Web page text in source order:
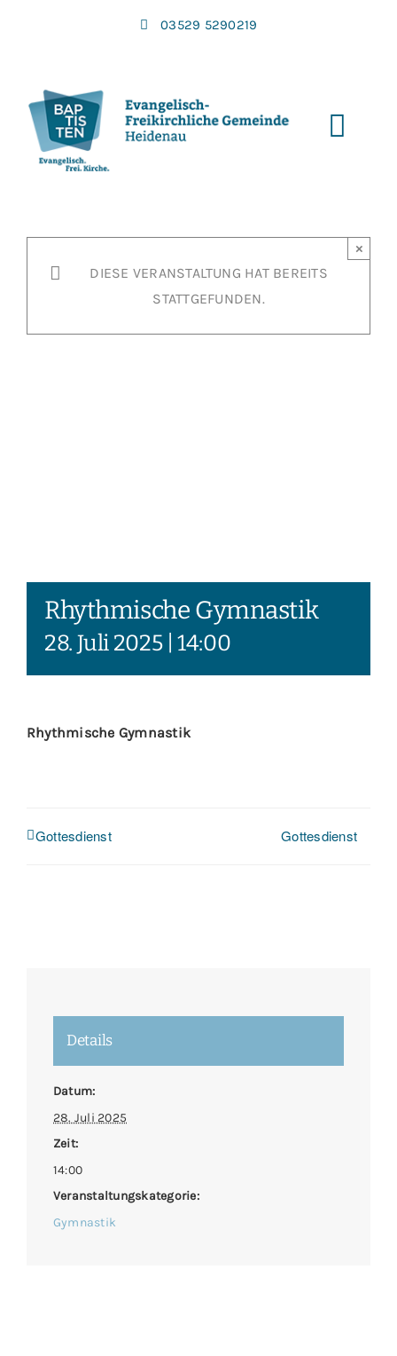
03529 5290219
DIESE VERANSTALTUNG HAT BEREITS
STATTGEFUNDEN.
×
Rhythmische Gymnastik
28. Juli 2025 | 14:00
Rhythmische Gymnastik
Gottesdienst Gottesdienst
Details
Datum:
28. Juli 2025
Zeit:
14:00
Veranstaltungskategorie:
Gymnastik